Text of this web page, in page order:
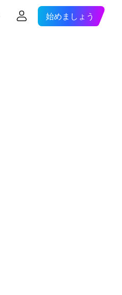
始めましょう